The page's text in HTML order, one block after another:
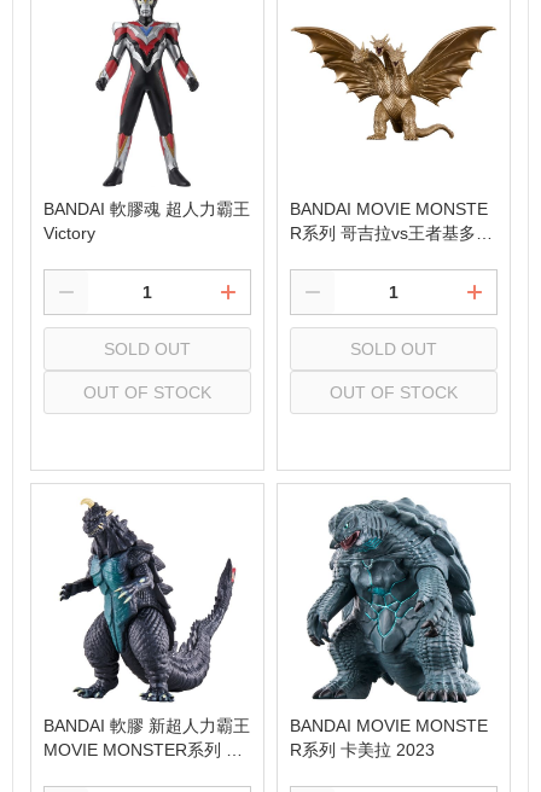
BANDAI 軟膠魂 超人力霸王
Victory
SOLD OUT
OUT OF STOCK
BANDAI MOVIE MONSTE
R系列 哥吉拉vs王者基多拉
SOLD OUT
OUT OF STOCK
BANDAI 軟膠 新超人力霸王
MOVIE MONSTER系列 哥
BANDAI MOVIE MONSTE
R系列 卡美拉 2023